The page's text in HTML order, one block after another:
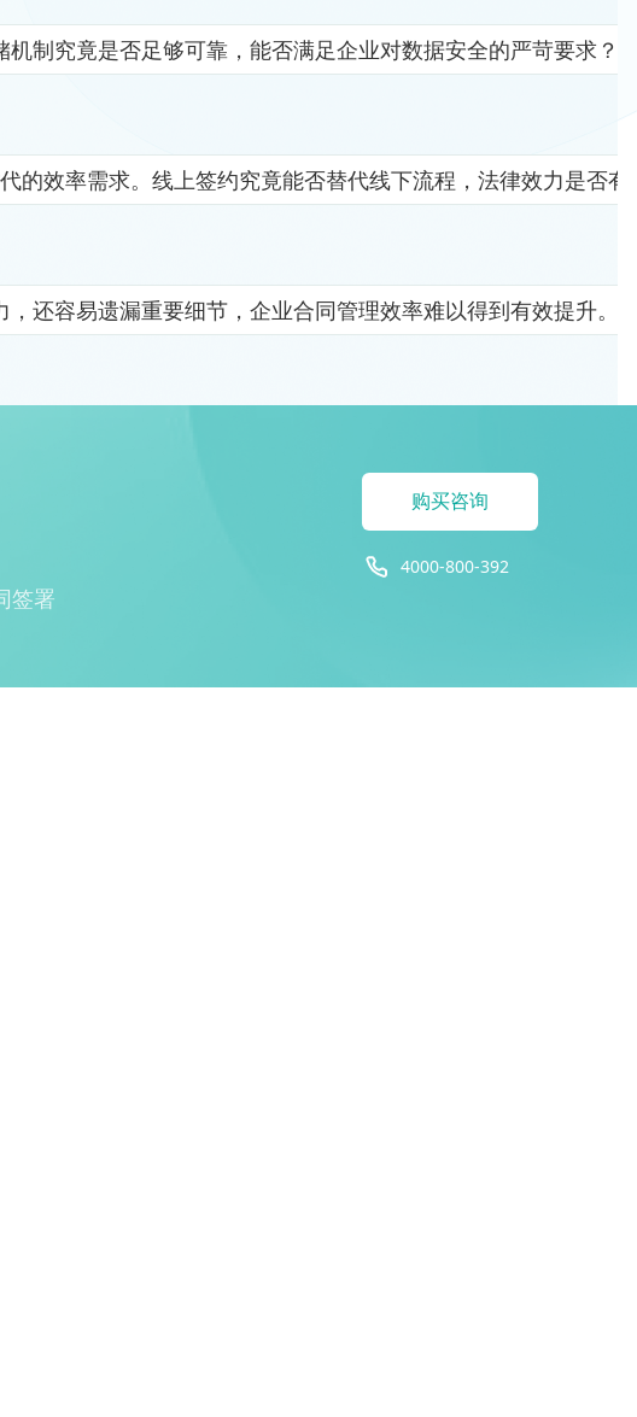
制究竟是否足够可靠，能否满足企业对数据安全的严苛要求？
的效率需求。线上签约究竟能否替代线下流程，法律效力是否有
还容易遗漏重要细节，企业合同管理效率难以得到有效提升。
签署
购买咨询
4000-800-392